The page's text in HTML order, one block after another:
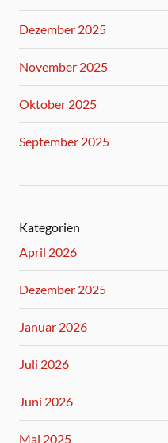
Dezember 2025
November 2025
Oktober 2025
September 2025
Kategorien
April 2026
Dezember 2025
Januar 2026
Juli 2026
Juni 2026
Mai 2025